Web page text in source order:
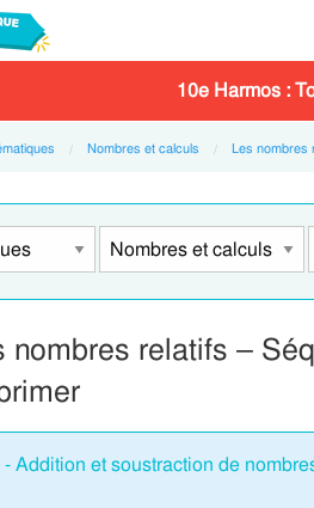
10e Harmos :
Nombres et calculs Les nombres
relatifs –
Addition et soustraction de